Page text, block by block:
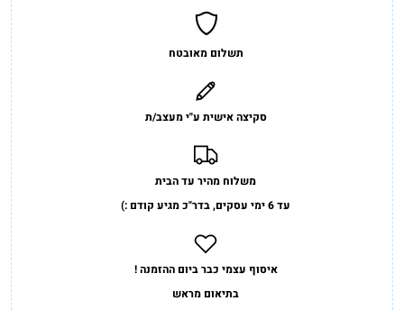
תשלום מאובטח
סקיצה אישית ע"י מעצב/ת
משלוח מהיר עד הבית
עד 6 ימי עסקים, בדר"כ מגיע קודם :)
איסוף עצמי כבר ביום ההזמנה !
בתיאום מראש